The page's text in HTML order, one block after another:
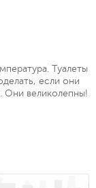
Туалеты
если они
Они великолепны!